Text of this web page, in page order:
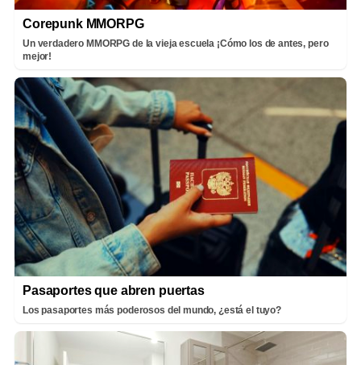
Corepunk MMORPG
Un verdadero MMORPG de la vieja escuela ¡Cómo los de antes, pero
mejor!
Pasaportes que abren puertas
Los pasaportes más poderosos del mundo, ¿está el tuyo?